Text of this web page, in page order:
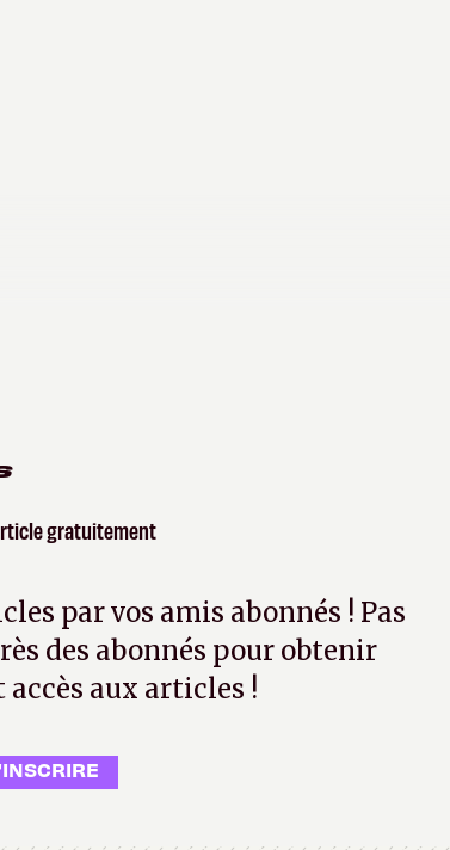
gratuitement
par vos amis abonnés ! Pas
des abonnés pour obtenir
aux articles !